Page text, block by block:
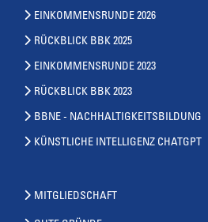
EINKOMMENSRUNDE 2026
RÜCKBLICK BBK 2025
EINKOMMENSRUNDE 2023
RÜCKBLICK BBK 2023
BBNE - NACHHALTIGKEITSBILDUNG
KÜNSTLICHE INTELLIGENZ CHATGPT
MITGLIEDSCHAFT